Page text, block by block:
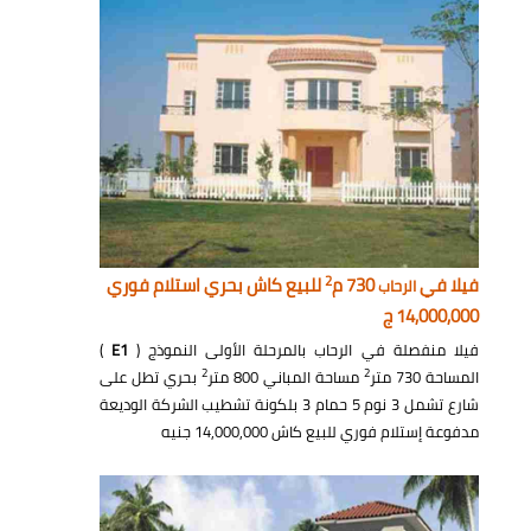
فيلا فيالرحاب730 م 2للبيع كاش بحري استلام فوري
14,000,000 ج
فيلا منفصلة في الرحاب بالمرحلة الأولى النموذج ( E1
)
المساحة 730 متر
2 مساحة المباني 800 متر 2 بحري تطل على
شارع تشمل 3 نوم 5 حمام 3 بلكونة تشطيب الشركة الوديعة
مدفوعة إستلام فوري للبيع كاش 14,000,000 جنيه